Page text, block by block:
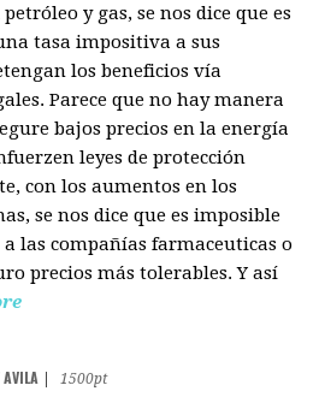
y gas, se nos dice que es
tasa impositiva a sus
los beneficios vía
Parece que no hay manera
bajos precios en la energía
leyes de protección
con los aumentos en los
se nos dice que es imposible
las compañías farmaceuticas o
precios más tolerables. Y así
AVILA
1500pt